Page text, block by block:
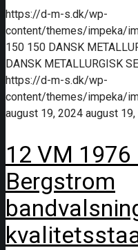
https://d-m-s.dk/wp-
content/themes/impeka/
150 150 DANSK
DANSK METALLURGISK
https://d-m-s.dk/wp-
content/themes/impeka/
august 19, 2024 august
12 VM 1976
Bergstrom